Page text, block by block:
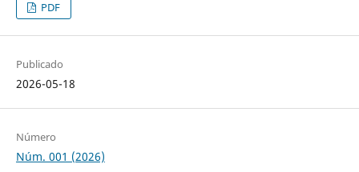
PDF
Publicado
2026-05-18
Número
Núm. 001 (2026)